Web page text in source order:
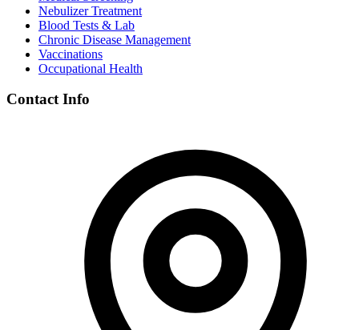
Nebulizer Treatment
Blood Tests & Lab
Chronic Disease Management
Vaccinations
Occupational Health
Contact Info